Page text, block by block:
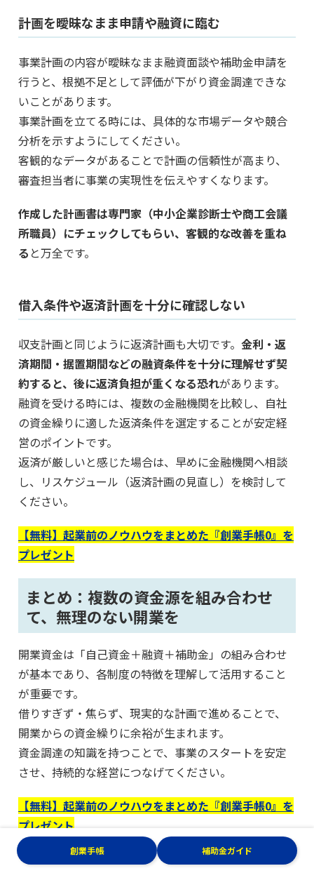
計画を曖昧なまま申請や融資に臨む
事業計画の内容が曖昧なまま融資面談や補助金申請を
行うと、根拠不足として評価が下がり資金調達できな
いことがあります。
事業計画を立てる時には、具体的な市場データや競合
分析を示すようにしてください。
客観的なデータがあることで計画の信頼性が高まり、
審査担当者に事業の実現性を伝えやすくなります。
作成した計画書は専門家（中小企業診断士や商工会議
所職員）にチェックしてもらい、客観的な改善を重ね
る と万全です。
借入条件や返済計画を十分に確認しない
収支計画と同じように返済計画も大切です。 金利・返
済期間・据置期間などの融資条件を十分に理解せず契
約すると、後に返済負担が重くなる恐れがあります。
融資を受ける時には、複数の金融機関を比較し、自社
の資金繰りに適した返済条件を選定することが安定経
営のポイントです。
返済が厳しいと感じた場合は、早めに金融機関へ相談
し、リスケジュール（返済計画の見直し）を検討して
ください。
【無料】起業前のノウハウをまとめた『創業手帳0』を
プレゼント
まとめ：複数の資金源を組み合わせ
て、無理のない開業を
開業資金は「自己資金＋融資＋補助金」の組み合わせ
が基本であり、各制度の特徴を理解して活用すること
が重要です。
借りすぎず・焦らず、現実的な計画で進めることで、
開業からの資金繰りに余裕が生まれます。
資金調達の知識を持つことで、事業のスタートを安定
させ、持続的な経営につなげてください。
【無料】起業前のノウハウをまとめた『創業手帳0』を
プレゼント
【無料】起業前のお悩みがこの一冊でまるっと解
創業手帳 補助金ガイド